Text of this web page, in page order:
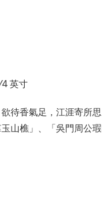
英寸
待香氣足，江涯寄所
山樵」、「吳門周公